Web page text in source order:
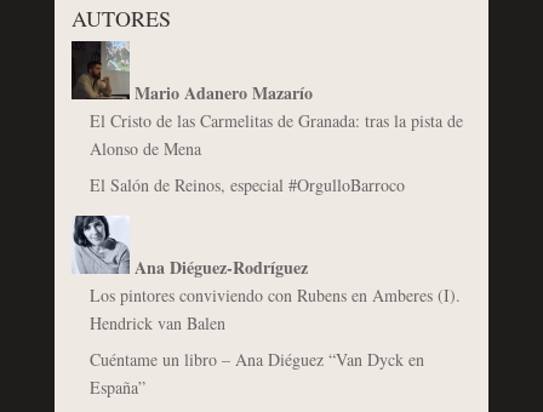
AUTORES
Mario Adanero Mazarío
El Cristo de las Carmelitas de Granada: tras la pista de
Alonso de Mena
El Salón de Reinos, especial #OrgulloBarroco
Ana Diéguez-Rodríguez
Los pintores conviviendo con Rubens en Amberes (I).
Hendrick van Balen
Cuéntame un libro – Ana Diéguez “Van Dyck en
España”